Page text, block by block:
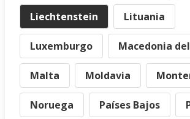
Liechtenstein Lituania
Luxemburgo Macedonia
Malta Moldavia
Noruega Países Bajos